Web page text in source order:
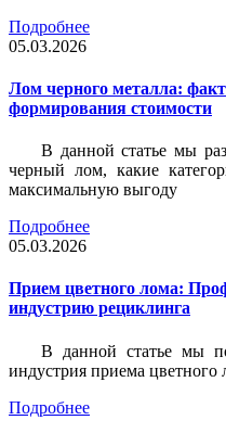
Подробнее
05.03.2026
Лом черного металла:
формирования стоимости
В данной статье мы
черный лом, какие
максимальную выгоду
Подробнее
05.03.2026
Прием цветного лома:
индустрию рециклинга
В данной статье мы
индустрия приема цветного
Подробнее